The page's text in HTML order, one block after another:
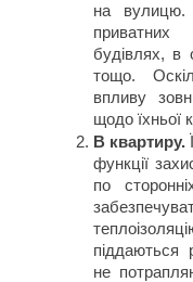
на вулицю.
приватних
будівлях, в
тощо.
впливу
щодо їхньої
В квартиру.
функції
по
піддаються
не